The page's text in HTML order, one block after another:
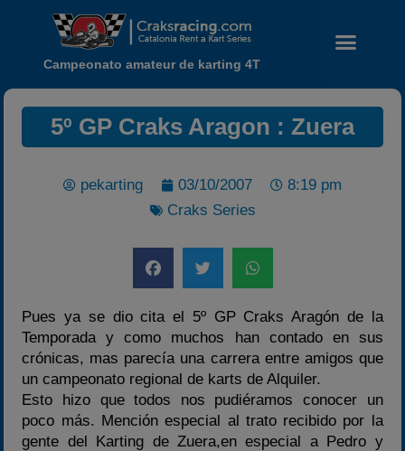
Noticias
Campeonato
Temporada 2026
Temporadas anteriores
2020-2021
2022
Campeonato amateur de karting 4T
5º GP Craks Aragon : Zuera
pekarting 03/10/2007
8:19 pm
Craks Series
Pues ya se dio cita el 5º GP Craks Aragón de la
Temporada y como muchos han contado en sus
crónicas, mas parecía una carrera entre amigos que
un campeonato regional de karts de Alquiler.
Esto hizo que todos nos pudiéramos conocer un
poco más. Mención especial al trato recibido por la
gente del Karting de Zuera,en especial a Pedro y